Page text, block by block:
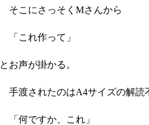
そこにさっそくMさんから
「これ作って」
とお声が掛かる。
手渡されたのはA4サイズの解読
「何ですか、これ」